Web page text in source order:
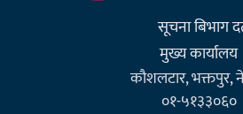
सूचना बिभाग
मुख्य कार्यालय
कौशलटार, भक्तपुर,
०१-५१३३०६०